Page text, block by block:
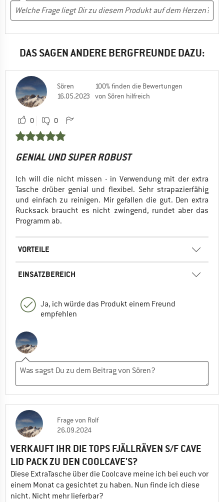
DAS SAGEN ANDERE BERGFREUNDE DAZU:
Sören
16.05.2023
100% finden die Bewertungen
von Sören hilfreich
0 0
GENIAL UND SUPER ROBUST
Ich will die nicht missen - in Verwendung mit der extra
Tasche drüber genial und flexibel. Sehr strapazierfähig
und einfach zu reinigen. Mir gefallen die gut. Den extra
Rucksack braucht es nicht zwingend, rundet aber das
Programm ab.
VORTEILE
EINSATZBEREICH
Ja, ich würde das Produkt einem Freund
empfehlen
Fragevon Rolf
26.09.2024
VERKAUFT IHR DIE TOPS FJÄLLRÄVEN S/F CAVE
LID PACK ZU DEN COOLCAVE'S?
Diese ExtraTasche über die Coolcave meine ich bei euch vor
einem Monat ca gesichtet zu haben. Nun finde ich diese
nicht. Nicht mehr lieferbar?